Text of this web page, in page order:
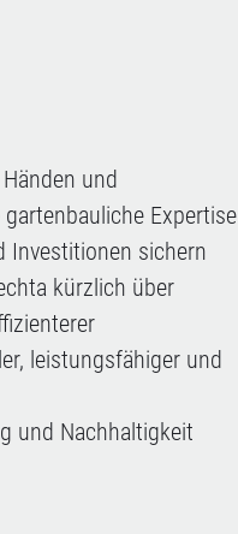
und
Expertise
Investitionen sichern
kürzlich über
leistungsfähiger und
und Nachhaltigkeit